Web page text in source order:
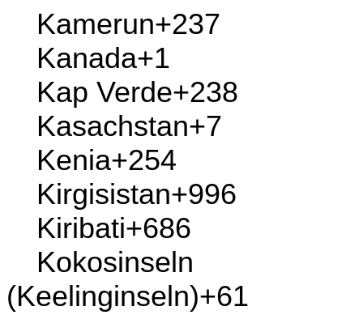
Jordan+962
Kaimaninseln+1
Kambodscha
Kamerun
Kanada
Kap
Verde+238